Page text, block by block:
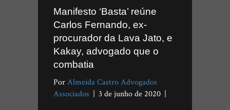
Manifesto ‘Basta’ reúne
Carlos Fernando, ex-
procurador da Lava Jato, e
Kakay, advogado que o
combatia
PorAlmeida Castro Advogados
Associados | 3 de junho de 2020 |